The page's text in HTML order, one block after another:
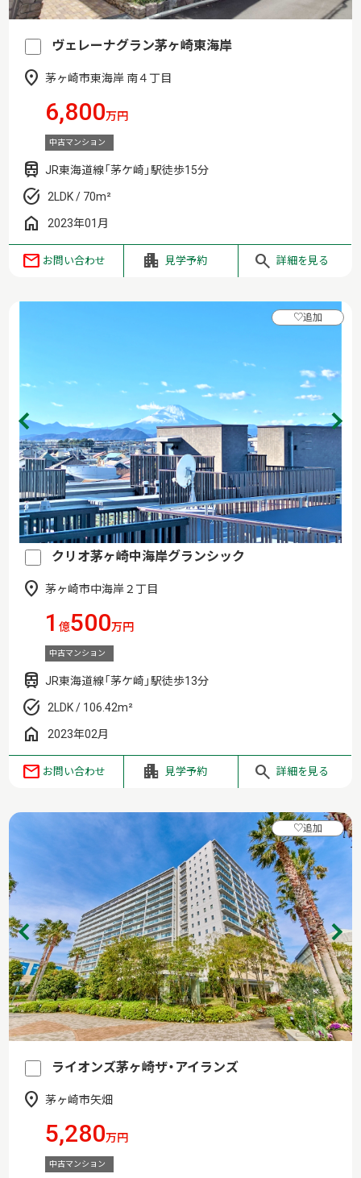
ヴェレーナグラン茅ヶ崎東海岸
茅ヶ崎市東海岸 南４丁目
6,800万円
中古マンション
JR東海道線「茅ケ崎」駅徒歩15分
2LDK / 70m²
2023年01月
お問い合わせ 見学予約 詳細を見る
クリオ茅ヶ崎中海岸グランシック
茅ヶ崎市中海岸２丁目
1億500万円
中古マンション
JR東海道線「茅ケ崎」駅徒歩13分
2LDK / 106.42m²
2023年02月
♡追加
お問い合わせ 見学予約 詳細を見る
ライオンズ茅ヶ崎ザ・アイランズ
茅ヶ崎市矢畑
5,280万円
中古マンション
♡追加